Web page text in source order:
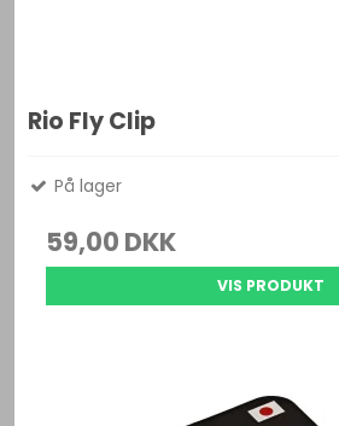
Rio Fly Clip
På lager
59,00 DKK
VIS PRODUKT